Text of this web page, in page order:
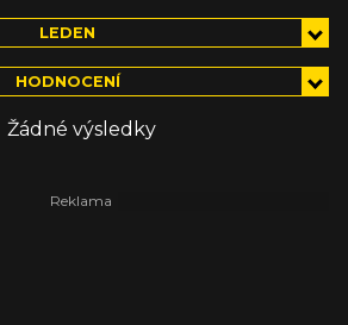
LEDEN
HODNOCENÍ
Žádné výsledky